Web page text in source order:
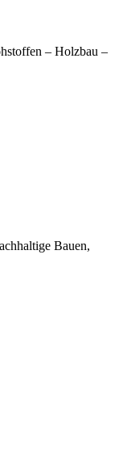
– Holzbau –
Bauen,